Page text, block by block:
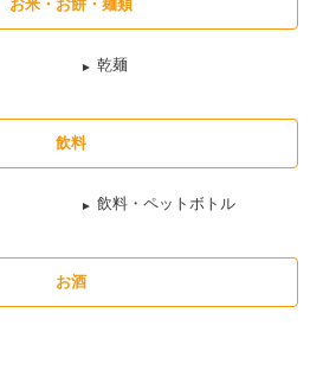
お米・お餅・麺類
乾麺
飲料
飲料・ペットボトル
お酒